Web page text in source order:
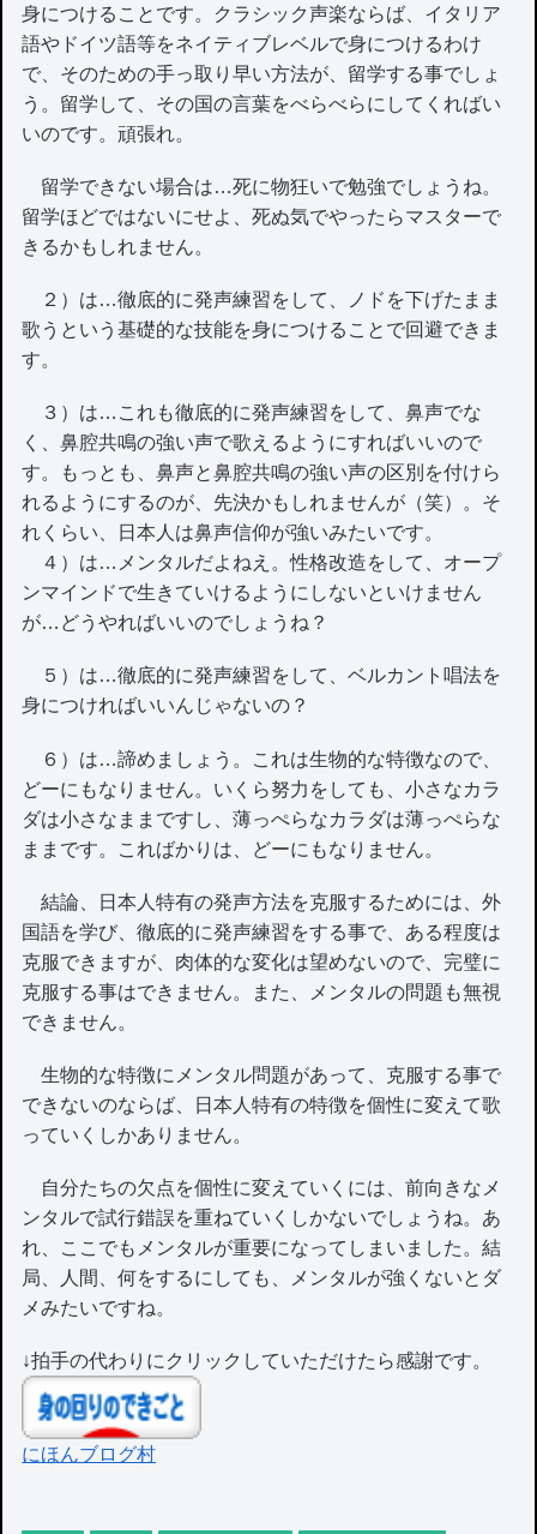
身につけることです。クラシック声楽ならば、イタリア
語やドイツ語等をネイティブレベルで身につけるわけ
で、そのための手っ取り早い方法が、留学する事でしょ
う。留学して、その国の言葉をべらべらにしてくればい
いのです。頑張れ。
留学できない場合は…死に物狂いで勉強でしょうね。
留学ほどではないにせよ、死ぬ気でやったらマスターで
きるかもしれません。
２）は…徹底的に発声練習をして、ノドを下げたまま
歌うという基礎的な技能を身につけることで回避できま
す。
３）は…これも徹底的に発声練習をして、鼻声でな
く、鼻腔共鳴の強い声で歌えるようにすればいいので
す。もっとも、鼻声と鼻腔共鳴の強い声の区別を付けら
れるようにするのが、先決かもしれませんが（笑）。そ
れくらい、日本人は鼻声信仰が強いみたいです。
４）は…メンタルだよねえ。性格改造をして、オープ
ンマインドで生きていけるようにしないといけません
が…どうやればいいのでしょうね？
５）は…徹底的に発声練習をして、ベルカント唱法を
身につければいいんじゃないの？
６）は…諦めましょう。これは生物的な特徴なので、
どーにもなりません。いくら努力をしても、小さなカラ
ダは小さなままですし、薄っぺらなカラダは薄っぺらな
ままです。こればかりは、どーにもなりません。
結論、日本人特有の発声方法を克服するためには、外
国語を学び、徹底的に発声練習をする事で、ある程度は
克服できますが、肉体的な変化は望めないので、完璧に
克服する事はできません。また、メンタルの問題も無視
できません。
生物的な特徴にメンタル問題があって、克服する事で
できないのならば、日本人特有の特徴を個性に変えて歌
っていくしかありません。
自分たちの欠点を個性に変えていくには、前向きなメ
ンタルで試行錯誤を重ねていくしかないでしょうね。あ
れ、ここでもメンタルが重要になってしまいました。結
局、人間、何をするにしても、メンタルが強くないとダ
メみたいですね。
↓拍手の代わりにクリックしていただけたら感謝です。
にほんブログ村